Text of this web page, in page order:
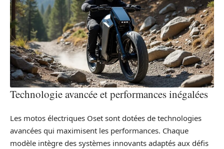
Technologie avancée et performances inégalées
Les motos électriques Oset sont dotées de technologies
avancées qui maximisent les performances. Chaque
modèle intègre des systèmes innovants adaptés aux défis